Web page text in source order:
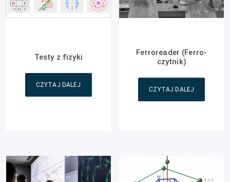
Testy z fizyki
CZYTAJ DALEJ
Ferroreader (Ferro-
czytnik)
CZYTAJ DALEJ